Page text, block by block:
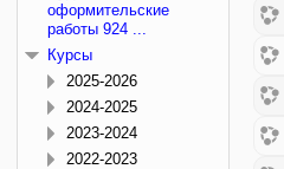
оформительские
работы 924 ...
Курсы
2025-2026
2024-2025
2023-2024
2022-2023